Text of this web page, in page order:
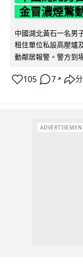
金冒濃煙驚
中國湖北黃石一名男
租住單位私設高壓爐
動鄰居報警。警方到
105 7 ↗